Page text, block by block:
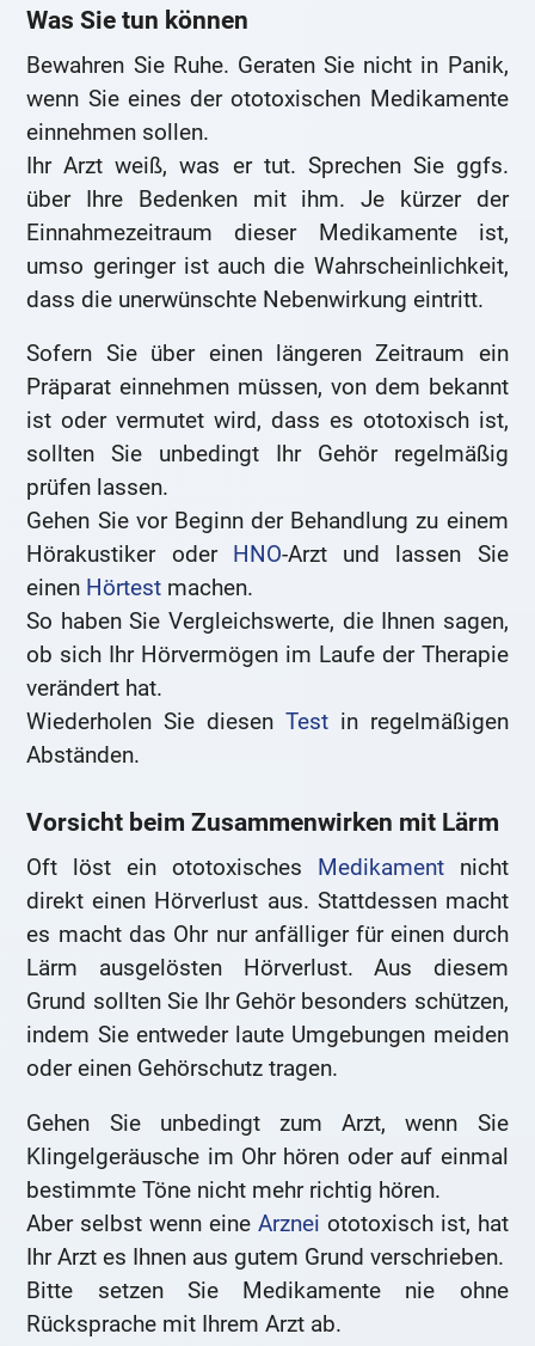
Was Sie tun können
Bewahren Sie Ruhe. Geraten Sie nicht in Panik,
wenn Sie eines der ototoxischen Medikamente
einnehmen sollen.
Ihr Arzt weiß, was er tut. Sprechen Sie ggfs.
über Ihre Bedenken mit ihm. Je kürzer der
Einnahmezeitraum dieser Medikamente ist,
umso geringer ist auch die Wahrscheinlichkeit,
dass die unerwünschte Nebenwirkung eintritt.
Sofern Sie über einen längeren Zeitraum ein
Präparat einnehmen müssen, von dem bekannt
ist oder vermutet wird, dass es ototoxisch ist,
sollten Sie unbedingt Ihr Gehör regelmäßig
prüfen lassen.
Gehen Sie vor Beginn der Behandlung zu einem
Hörakustiker oder HNO-Arzt und lassen Sie
einen Hörtest machen.
So haben Sie Vergleichswerte, die Ihnen sagen,
ob sich Ihr Hörvermögen im Laufe der Therapie
verändert hat.
Wiederholen Sie diesen Testin regelmäßigen
Abständen.
Vorsicht beim Zusammenwirken mit Lärm
Oft löst ein ototoxisches Medikamentnicht
direkt einen Hörverlust aus. Stattdessen macht
es macht das Ohr nur anfälliger für einen durch
Lärm ausgelösten Hörverlust. Aus diesem
Grund sollten Sie Ihr Gehör besonders schützen,
indem Sie entweder laute Umgebungen meiden
oder einen Gehörschutz tragen.
Gehen Sie unbedingt zum Arzt, wenn Sie
Klingelgeräusche im Ohr hören oder auf einmal
bestimmte Töne nicht mehr richtig hören.
Aber selbst wenn eine Arznei ototoxisch ist, hat
Ihr Arzt es Ihnen aus gutem Grund verschrieben.
Bitte setzen Sie Medikamente nie ohne
Rücksprache mit Ihrem Arzt ab.